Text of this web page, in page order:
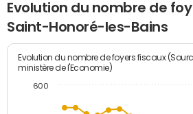
Evolution du nombre de
Saint-Honoré-les-Bains
Evolution du nombre de foyers fiscaux
ministère de l'Economie)
600